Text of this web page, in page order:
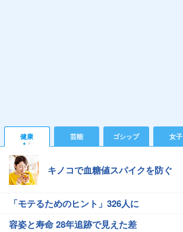
健康 芸能 ゴシップ 女子
キノコで血糖値スパイクを防ぐ
「モテるためのヒント」326人に
容姿と寿命 28年追跡で見えた差